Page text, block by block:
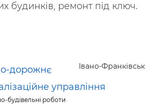
будинків, ремонт під ключ.
Івано-Франківськ
дорожнє
управління
будівельні роботи